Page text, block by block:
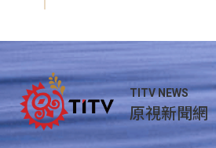
TITV NEWS
原視新聞網